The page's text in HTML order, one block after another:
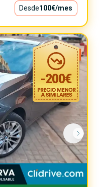
Desde100€/mes
-200€